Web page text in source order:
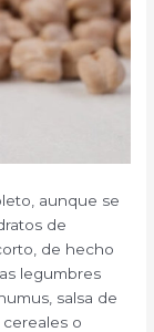
aunque se
de
de hecho
legumbres
humus, salsa de
o